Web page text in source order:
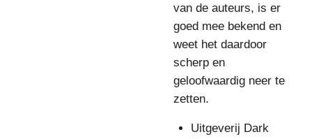
van de auteurs, is er
goed mee bekend en
weet het daardoor
scherp en
geloofwaardig neer te
zetten.
Uitgeverij Dark